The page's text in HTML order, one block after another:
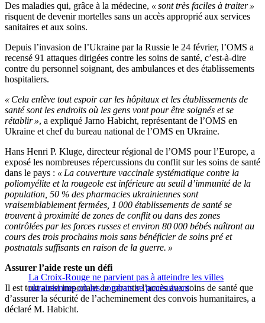
Des maladies qui, grâce à la médecine, « sont très faciles à traiter »
risquent de devenir mortelles sans un accès approprié aux services
sanitaires et aux soins.
Depuis l’invasion de l’Ukraine par la Russie le 24 février, l’OMS a
recensé 91 attaques dirigées contre les soins de santé, c’est-à-dire
contre du personnel soignant, des ambulances et des établissements
hospitaliers.
« Cela enlève tout espoir car les hôpitaux et les établissements de
santé sont les endroits où les gens vont pour être soignés et se
rétablir », a expliqué Jarno Habicht, représentant de l’OMS en
Ukraine et chef du bureau national de l’OMS en Ukraine.
Hans Henri P. Kluge, directeur régional de l’OMS pour l’Europe, a
exposé les nombreuses répercussions du conflit sur les soins de santé
dans le pays : « La couverture vaccinale systématique contre la
poliomyélite et la rougeole est inférieure au seuil d’immunité de la
population, 50 % des pharmacies ukrainiennes sont
vraisemblablement fermées, 1 000 établissements de santé se
trouvent à proximité de zones de conflit ou dans des zones
contrôlées par les forces russes et environ 80 000 bébés naîtront au
cours des trois prochains mois sans bénéficier de soins pré et
postnatals suffisants en raison de la guerre. »
La Croix-Rouge ne parvient pas à atteindre les villes
ukrainiennes où les combats se poursuivent
Assurer l’aide reste un défi
Il est tout aussi important de garantir l’accès aux soins de santé que
d’assurer la sécurité de l’acheminement des convois humanitaires, a
déclaré M. Habicht.